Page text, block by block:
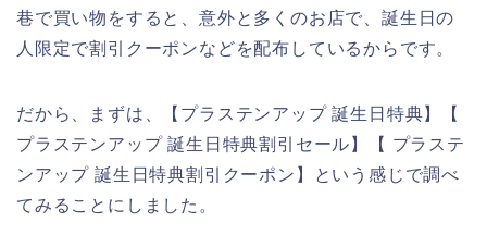
巷で買い物をすると、意外と多くのお店で、誕生日の
人限定で割引クーポンなどを配布しているからです。
だから、まずは、【プラステンアップ 誕生日特典】【
プラステンアップ 誕生日特典割引セール】【 プラステ
ンアップ 誕生日特典割引クーポン】という感じで調べ
てみることにしました。